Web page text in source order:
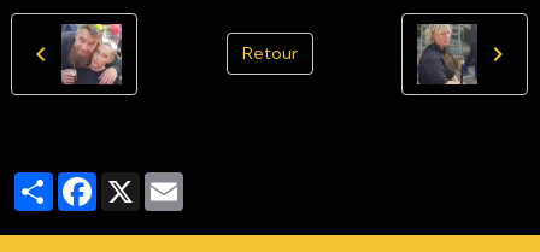
Retour
PartagerFacebook
X